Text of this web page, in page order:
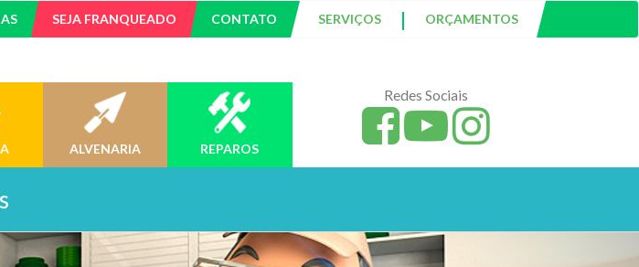
SEJA FRANQUEADO CONTATO SERVIÇOS | ORÇAMENTOS
ALVENARIA REPAROS
Redes Sociais